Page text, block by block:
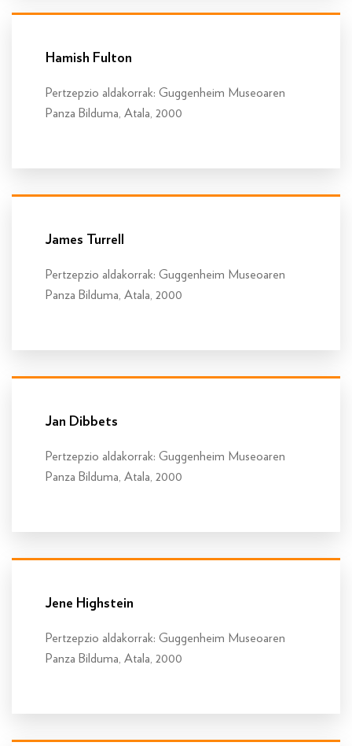
Hamish Fulton
Pertzepzio aldakorrak: Guggenheim Museoaren
Panza Bilduma, Atala, 2000
James Turrell
Pertzepzio aldakorrak: Guggenheim Museoaren
Panza Bilduma, Atala, 2000
Jan Dibbets
Pertzepzio aldakorrak: Guggenheim Museoaren
Panza Bilduma, Atala, 2000
Jene Highstein
Pertzepzio aldakorrak: Guggenheim Museoaren
Panza Bilduma, Atala, 2000